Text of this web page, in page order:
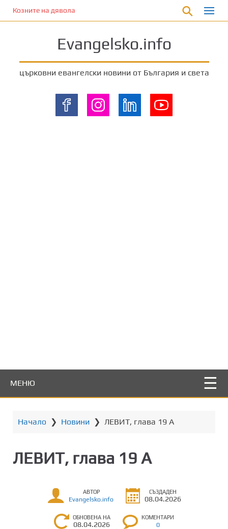
е
Козните на дявола
Evangelsko.info
църковни евангелски новини от България и света
МЕНЮ
Начало ❯ Новини ❯ ЛЕВИТ, глава 19 А
ЛЕВИТ, глава 19 А
АВТОР
Evangelsko.info
СЪЗДАДЕН
08.04.2026
ОБНОВЕНА НА
08.04.2026
КОМЕНТАРИ
0